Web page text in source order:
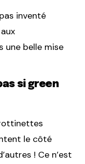
inventé
belle mise
si green
le côté
! Ce n’est